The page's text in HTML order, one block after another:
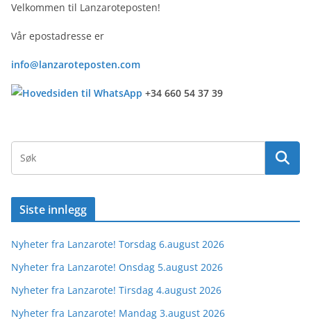
Velkommen til Lanzaroteposten!
Vår epostadresse er
info@lanzaroteposten.com
+34 660 54 37 39
Siste innlegg
Nyheter fra Lanzarote! Torsdag 6.august 2026
Nyheter fra Lanzarote! Onsdag 5.august 2026
Nyheter fra Lanzarote! Tirsdag 4.august 2026
Nyheter fra Lanzarote! Mandag 3.august 2026